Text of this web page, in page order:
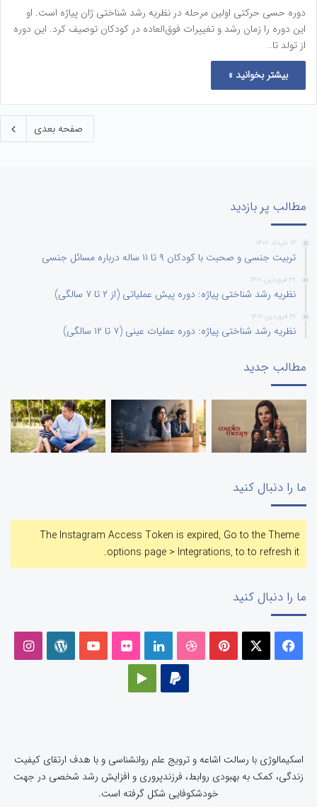
دوره حسی حرکتی اولین مرحله در نظریه رشد شناختی ژان پیاژه است. او
این دوره را زمان رشد و تغییرات فوق‌العاده در کودکان توصیف کرد. این دوره
از تولد تا…
بیشتر بخوانید »
صفحه بعدی
مطالب پر بازدید
۱۴ خرداد ۱۴۰۲
تربیت جنسی و صحبت با کودکان ۹ تا ۱۱ ساله درباره مسائل جنسی
۲۹ فروردین ۱۴۰۱
نظریه رشد شناختی پیاژه: دوره پیش عملیاتی (از ۲ تا ۷ سالگی)
۳۱ فروردین ۱۴۰۱
نظریه رشد شناختی پیاژه: دوره عملیات عینی (۷ تا ۱۲ سالگی)
مطالب جدید
ما را دنبال کنید
The Instagram Access Token is expired, Go to the Theme
options page > Integrations, to to refresh it.
ما را دنبال کنید
فیسبوک ایکس پینتریستدریبببل لینکداین تصاویر یوتیوب وردپرس
پی‌پال
اسکیمالوژی با رسالت اشاعه و ترویج علم روانشناسی و با هدف ارتقای کیفیت
زندگی، کمک به بهبودی روابط، فرزندپروری و افزایش رشد شخصی در جهت
خودشکوفایی شکل گرفته است.